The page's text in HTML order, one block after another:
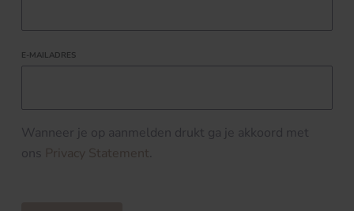
E-MAILADRES
Wanneer je op aanmelden drukt ga je akkoord met
ons Privacy Statement.